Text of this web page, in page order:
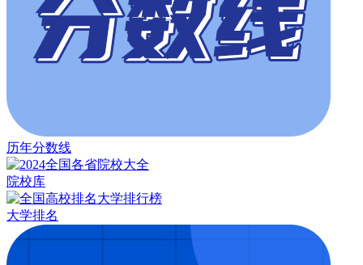
历年分数线
院校库
大学排名